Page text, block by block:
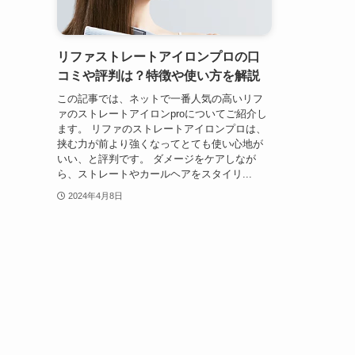
リファストレートアイロンプロの口
コミや評判は？特徴や使い方を解説
この記事では、ネットで一番人気の高いリフ
ァのストレートアイロンproについてご紹介し
ます。 リファのストレートアイロンプロは、
挟む力が前より強くなってとても使い心地が
いい、と評判です。 ダメージをケアしなが
ら、ストレートやカールヘアをスタイリ...
2024年4月8日